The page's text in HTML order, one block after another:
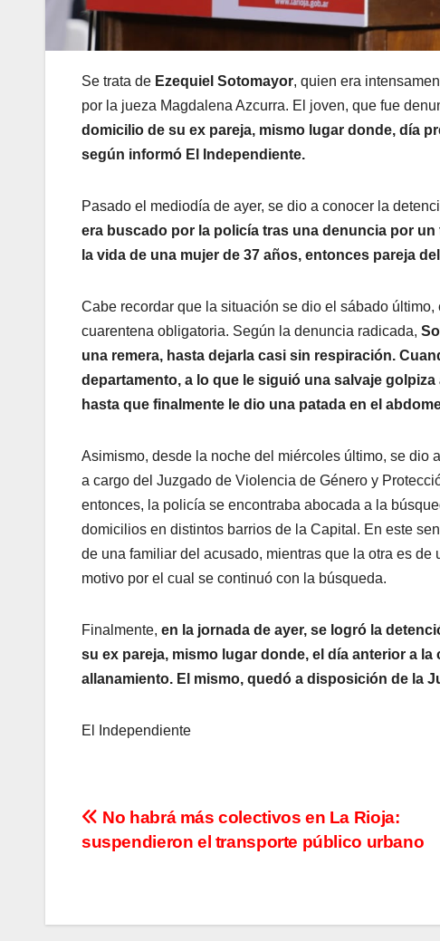
Se trata de Ezequiel Sotomayor, quien era
por la jueza Magdalena Azcurra. El joven, que fue
domicilio de su ex pareja, mismo lugar donde, día
según informó El Independiente.
Pasado el mediodía de ayer, se dio a conocer la
era buscado por la policía tras una denuncia por
la vida de una mujer de 37 años, entonces pareja
Cabe recordar que la situación se dio el sábado
cuarentena obligatoria. Según la denuncia radicada,
una remera, hasta dejarla casi sin respiración.
departamento, a lo que le siguió una salvaje
hasta que finalmente le dio una patada en el
Asimismo, desde la noche del miércoles último, se dio
a cargo del Juzgado de Violencia de Género y
entonces, la policía se encontraba abocada a la
domicilios en distintos barrios de la Capital. En este
de una familiar del acusado, mientras que la otra es
motivo por el cual se continuó con la búsqueda.
Finalmente, en la jornada de ayer, se logró la
su ex pareja, mismo lugar donde, el día anterior a
allanamiento. El mismo, quedó a disposición de la
El Independiente
N No habrá más colectivos en La Rioja:
suspendieron el transporte público urbano